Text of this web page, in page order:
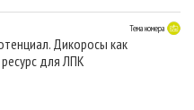
Тема номера
Дикоросы как
для ЛПК